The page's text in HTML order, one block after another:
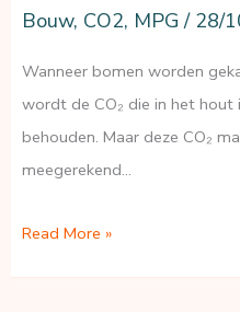
Bouw, CO2, MPG / 28/
Wanneer bomen worden
wordt de CO₂ die in het
behouden. Maar deze CO₂
meegerekend…
Welke
Read More »